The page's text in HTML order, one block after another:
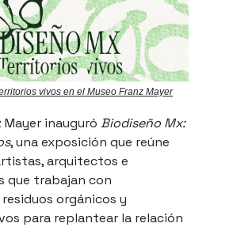
vivos en el Museo Franz Mayer
Mayer inauguró Biodiseño Mx:
, una exposición que reúne
arquitectos e
que trabajan con
orgánicos y
para replantear la relación